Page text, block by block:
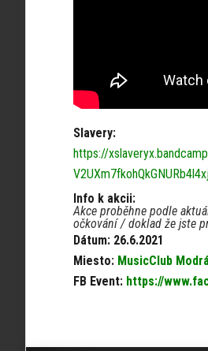
Slavery:
https://
Info k akcii:
Akce proběhne podle
očkování / doklad že jste
Dátum: 26.6.2021
Miesto: MusicClub
FB Event: https://